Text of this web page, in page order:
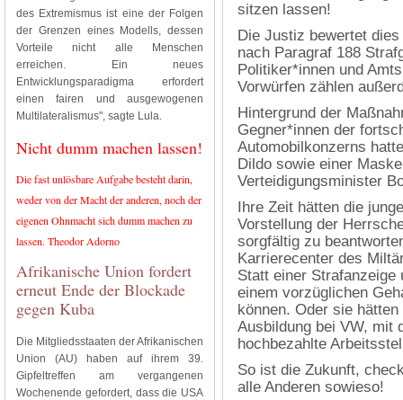
des Extremismus ist eine der Folgen
der Grenzen eines Modells, dessen
Vorteile nicht alle Menschen
erreichen. Ein neues
Entwicklungsparadigma erfordert
einen fairen und ausgewogenen
Multilateralismus", sagte Lula.
Nicht dumm machen lassen!
Die fast unlösbare Aufgabe besteht darin,
weder von der Macht der anderen, noch der
eigenen Ohnmacht sich dumm machen zu
lassen. Theodor Adorno
Afrikanische Union fordert
erneut Ende der Blockade
gegen Kuba
Die Mitgliedsstaaten der Afrikanischen
Union (AU) haben auf ihrem 39.
Gipfeltreffen am vergangenen
Wochenende gefordert, dass die USA
sitzen lassen!
Die Justiz bewertet
nach Paragraf 188
Politiker*innen und
Vorwürfen zählen
Hintergrund der
Gegner*innen der
Automobilkonzerns
Dildo sowie einer
Verteidigungsminister
Ihre Zeit hätten die
Vorstellung der
sorgfältig zu
Karrierecenter des
Statt einer Strafanzeige
einem vorzüglichen
können. Oder sie
Ausbildung bei VW, mit
hochbezahlte
So ist die Zukunft,
alle Anderen sowieso!